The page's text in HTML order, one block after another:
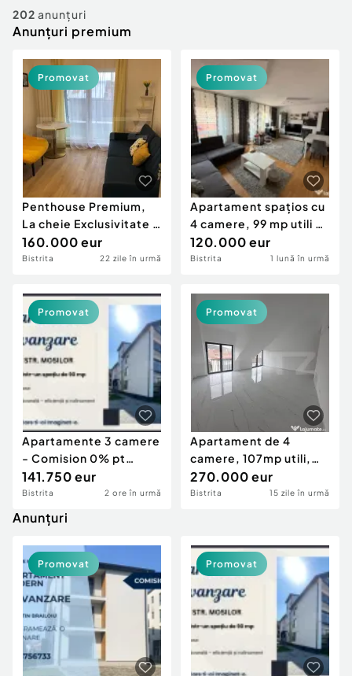
Servicii
Animale de companie
Afaceri și echipamente profesionale
Inchiriere Bunuri si Vehicule
Utilaje agricole si industriale
Piese auto si accesorii
Dacia Duster
202 anunțuri
Anunțuri premium
Penthouse Premium,
La cheie Exclusivitate si
Comfort
160.000 eur
Bistrita 22 zile în urmă
Promovat
Apartament spațios cu
4 camere, 99 mp utili –
George E...
120.000 eur
Bistrita 1 lună în urmă
Promovat
Apartamente 3 camere
- Comision 0% pt
cumparator
141.750 eur
Bistrita 2 ore în urmă
Promovat
Apartament de 4
camere, 107mp utili,
ULTRACENTRAL,
Bulevardu
270.000 eur
Bistrita 15 zile în urmă
Promovat
Anunțuri
Promovat Promovat